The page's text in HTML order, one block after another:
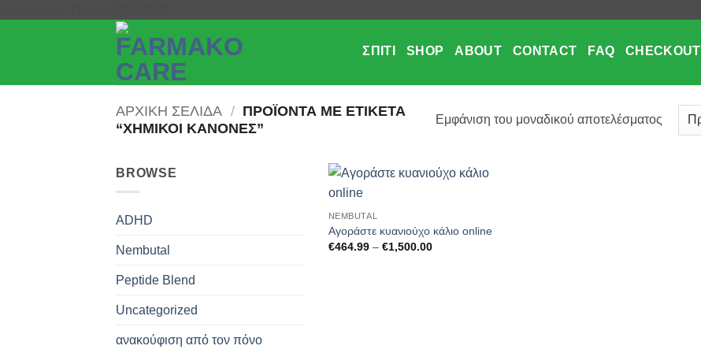
περιεχόμενο
ΣΠΊΤΙ SHOP ABOUT CONTACT FAQ CHECKOUT
ΑΡΧΙΚΉ ΣΕΛΊΔΑ / ΠΡΟΪΌΝΤΑ ΜΕ ΕΤΙΚΈΤΑ
“ΧΗΜΙΚΟΊ ΚΑΝΌΝΕΣ”
Εμφάνιση του μοναδικού αποτελέσματος
BROWSE
ADHD
Nembutal
Peptide Blend
Uncategorized
ανακούφιση από τον πόνο
NEMBUTAL
Αγοράστε κυανιούχο κάλιο online
€464.99 – €1,500.00Price